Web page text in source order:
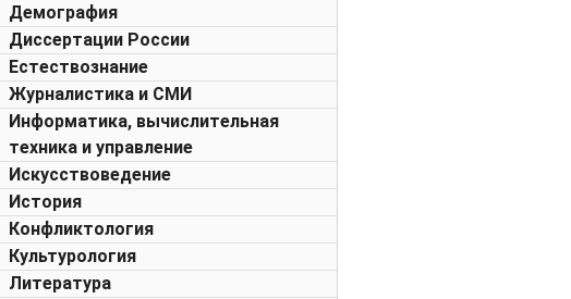
Демография
Диссертации России
Естествознание
Журналистика и СМИ
Информатика, вычислительная
техника и управление
Искусствоведение
История
Конфликтология
Культурология
Литература